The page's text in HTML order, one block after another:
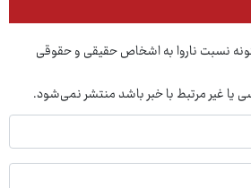
نسبت ناروا به اشخاص حقیقی و حقوقی
یا غیر مرتبط با خبر باشد منتشر نمی‌شود.